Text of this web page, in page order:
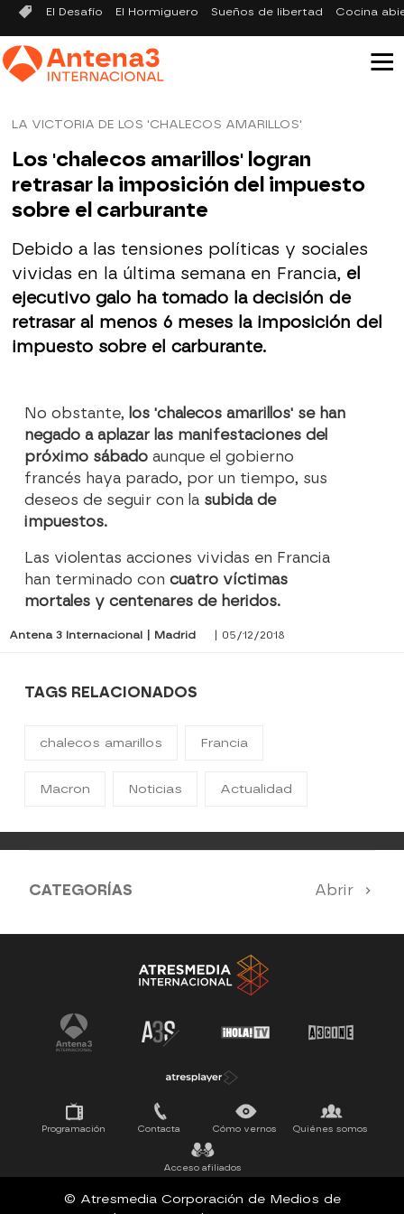
El Desafío El Hormiguero Sueños de libertad Cocina
LA VICTORIA DE LOS 'CHALECOS AMARILLOS'
Los 'chalecos amarillos' logran
retrasar la imposición del impuesto
sobre el carburante
Debido a las tensiones políticas y sociales
vividas en la última semana en Francia,el
ejecutivo galo ha tomado la decisión de
retrasar al menos 6 meses la imposición del
impuesto sobre el carburante.
No obstante, los 'chalecos amarillos' se han
negado a aplazar las manifestaciones del
próximo sábadoaunque el gobierno
francés haya parado, por un tiempo, sus
deseos de seguir con la subida de
impuestos.
Las violentas acciones vividas en Francia
han terminado concuatro víctimas
mortales y centenares de heridos.
Antena 3 Internacional | Madrid | 05/12/2018
TAGS RELACIONADOS
chalecos amarillos Francia
Macron Noticias Actualidad
CATEGORÍAS Abrir
Antena 3 Noticias El Hormiguero
Tu cara me suena Pasapalabra
Programación Contacta Cómo vernos Quiénes somos
Acceso afiliados
© Atresmedia Corporación de Medios de